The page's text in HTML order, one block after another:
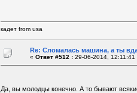
кадет from usa
Re: Сломалась машина, а ты
« Ответ #512 :29-06-2014, 12:11:41
Да, вы молодцы конечно. А то бывают